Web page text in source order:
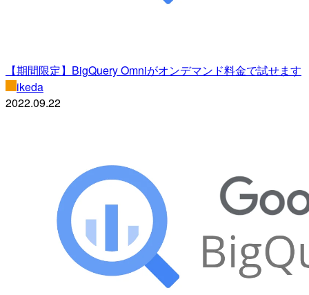
【期間限定】BigQuery Omniがオンデマンド料金で試せます
ikeda
2022.09.22